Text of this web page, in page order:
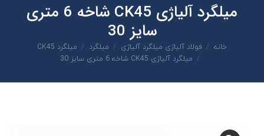
میلگرد آلیاژی CK45 شاخه 6 متری
سایز 30
شما اینجا هستید:
خانه فولاد آلیاژی میلگرد آلیاژی میلگرد
میلگرد CK45
میلگرد آلیاژی CK45 شاخه 6 متری سایز 30